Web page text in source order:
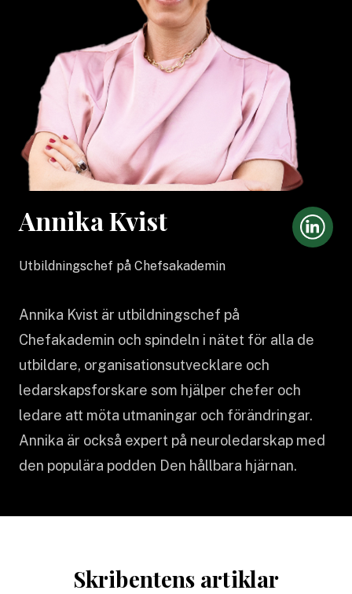
Annika Kvist
Utbildningschef på Chefsakademin
Annika Kvist är utbildningschef på
Chefakademin och spindeln i nätet för alla de
utbildare, organisationsutvecklare och
ledarskapsforskare som hjälper chefer och
ledare att möta utmaningar och förändringar.
Annika är också expert på neuroledarskap med
den populära podden Den hållbara hjärnan.
Skribentens artiklar